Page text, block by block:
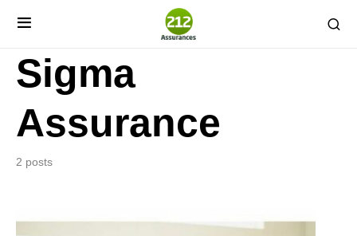
Sigma
Assurance
2 posts